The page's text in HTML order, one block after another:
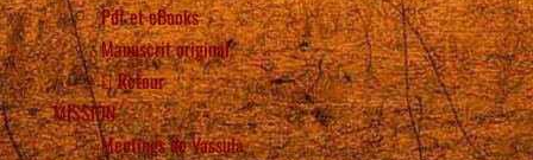
Pdf et eBooks
Manuscrit original
Retour
MISSION
Meetings de Vassula